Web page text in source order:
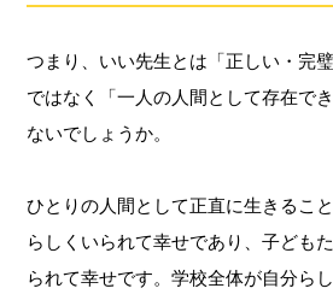
つまり、いい先生とは「正しい・完
ではなく「一人の人間として存在で
ないでしょうか。
ひとりの人間として正直に生きるこ
らしくいられて幸せであり、子ども
られて幸せです。学校全体が自分ら